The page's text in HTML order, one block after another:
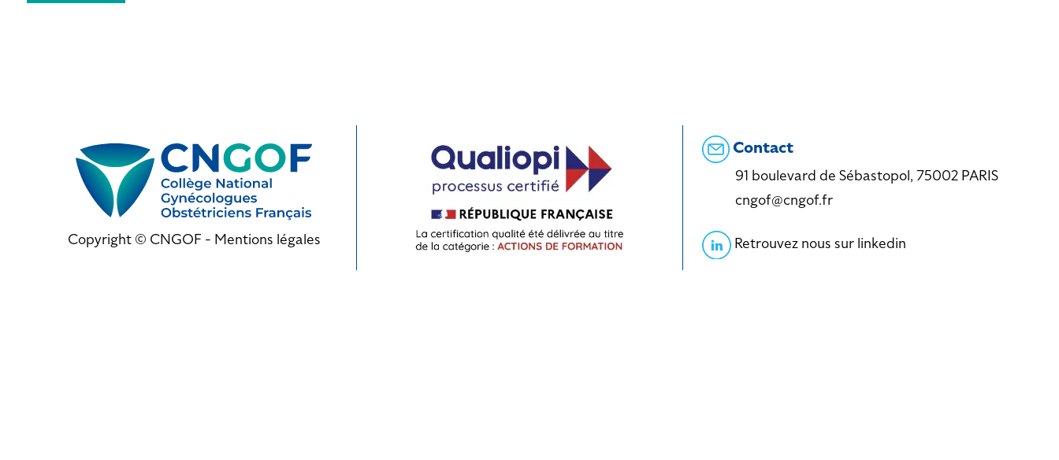
Copyright © CNGOF - Mentions légales
Contact
91 boulevard de Sébastopol, 75002 PARIS
cngof@cngof.fr
Retrouvez nous sur linkedin